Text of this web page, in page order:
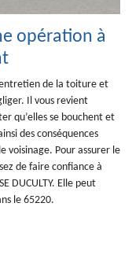
opération à
de la toiture et
Il vous revient
qu’elles se bouchent et
des conséquences
voisinage. Pour assurer le
de faire confiance à
DUCULTY. Elle peut
le 65220.